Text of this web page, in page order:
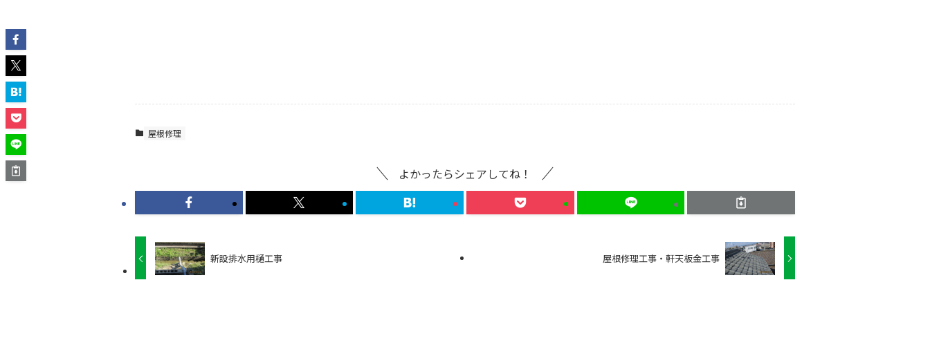
屋根修理
よかったらシェアしてね！
新設排水用樋工事 屋根修理工事・軒天板金工事